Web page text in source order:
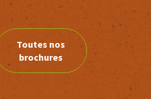
Toutes nos
brochures